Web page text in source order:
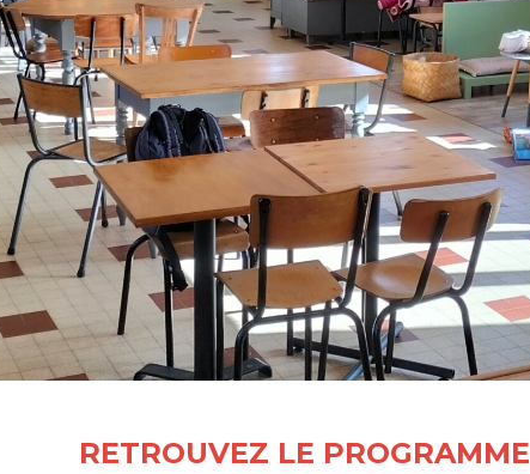
RETROUVEZ LE PROGRAMME